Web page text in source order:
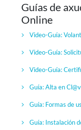
Guías de
Online
Video-Guía:
Video-Guía:
Video-Guía:
Guía: Alta en
Guía: Formas de
Guía: Instalación